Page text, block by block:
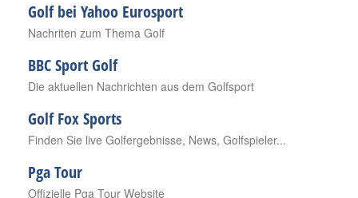
Golf bei Yahoo Eurosport
Nachriten zum Thema Golf
BBC Sport Golf
Die aktuellen Nachrichten aus dem Golfsport
Golf Fox Sports
Finden Sie live Golfergebnisse, News, Golfspieler...
Pga Tour
Offizielle Pga Tour Website